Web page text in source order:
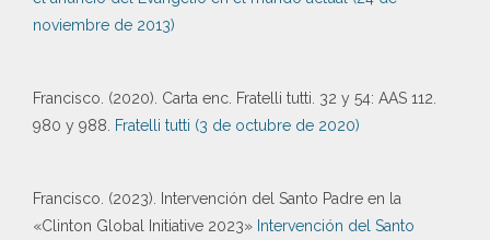
noviembre de 2013)
Francisco. (2020). Carta enc. Fratelli tutti. 32 y 54: AAS 112.
980 y 988.
Fratelli tutti (3 de octubre de 2020)
Francisco. (2023). Intervención del Santo Padre en la
«Clinton Global Initiative 2023» Intervención del Santo